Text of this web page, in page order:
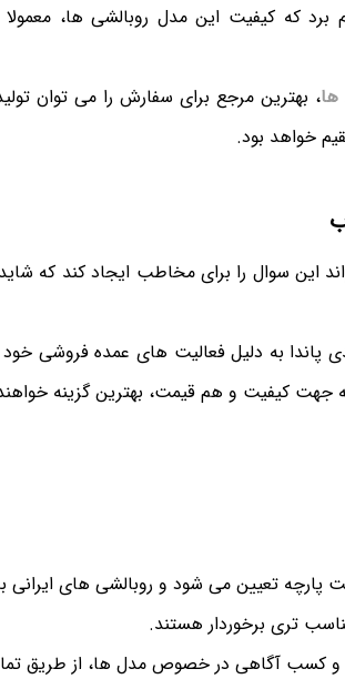
برد که کیفیت این مدل روبالشی ها، معمولا
ها، بهترین مرجع برای سفارش را می توان
خواهد بود.
این سوال را برای مخاطب ایجاد کند که
به دلیل فعالیت های عمده فروشی خود
جهت کیفیت و هم قیمت، بهترین گزینه
پارچه تعیین می شود و روبالشی های
تری برخوردار هستند.
آگاهی در خصوص مدل ها، از طریق تماس